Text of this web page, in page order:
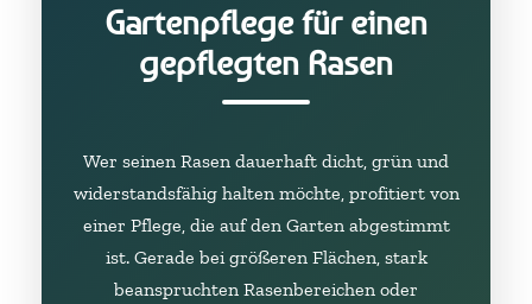
Gartenpflege für einen
gepflegten Rasen
Wer seinen Rasen dauerhaft dicht, grün und
widerstandsfähig halten möchte, profitiert von
einer Pflege, die auf den Garten abgestimmt
ist. Gerade bei größeren Flächen, stark
beanspruchten Rasenbereichen oder